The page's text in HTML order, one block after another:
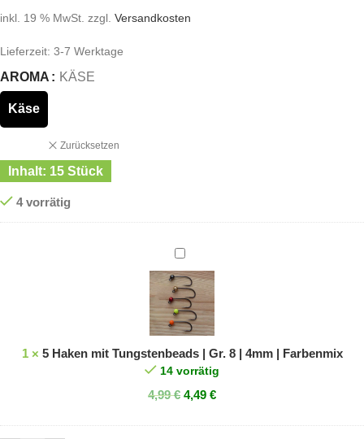
inkl. 19 % MwSt. zzgl. Versandkosten
Lieferzeit: 3-7 Werktage
AROMA KÄSE
Käse
Zurücksetzen
Inhalt: 15 Stück
4 vorrätig
5
Haken
mit
Tungstenbeads
|
Gr.
8
|
|
1× 5 Haken mit Tungstenbeads | Gr. 8 | 4mm | Farbenmix
14 vorrätig
4,99€ 4,49 €